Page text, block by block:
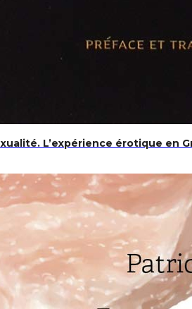
la beauté délicate des
L’expérience érotique en